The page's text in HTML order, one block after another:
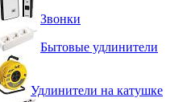
Звонки
Бытовые удлинители
Удлинители на катушке